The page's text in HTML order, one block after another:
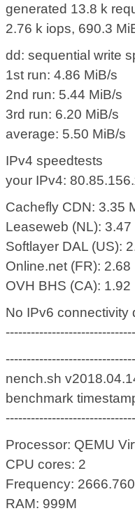
generated 13.8 k
2.76 k iops, 690.3
dd: sequential write
1st run: 4.86 MiB/s
2nd run: 5.44 MiB/s
3rd run: 6.20 MiB/s
average: 5.50 MiB/s
IPv4 speedtests
your IPv4:
Cachefly CDN: 3.35
Leaseweb (NL): 3.47
Softlayer DAL (US):
Online.net (FR): 2.68
OVH BHS (CA): 1.92
No IPv6 connectivity
nench.sh
benchmark
Processor: QEMU
CPU cores: 2
Frequency:
RAM: 999M